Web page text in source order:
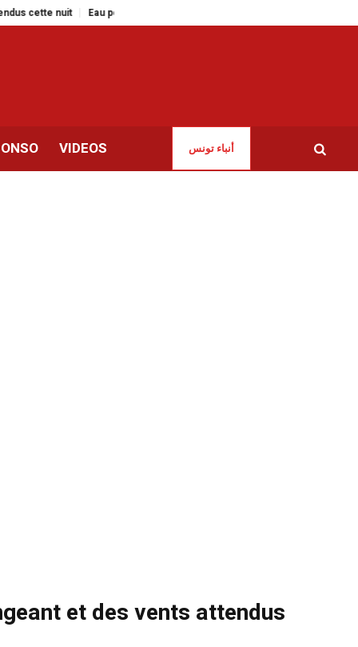
Eau potable | Perturbations du 13 au 23 avril : Les zones concernées
VIDEOS أنباء تونس
et des vents attendus